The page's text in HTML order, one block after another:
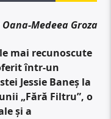
Medeea Groza
mai recunoscute
într-un
Jessie Baneș la
„Fără Filtru”, o
și a